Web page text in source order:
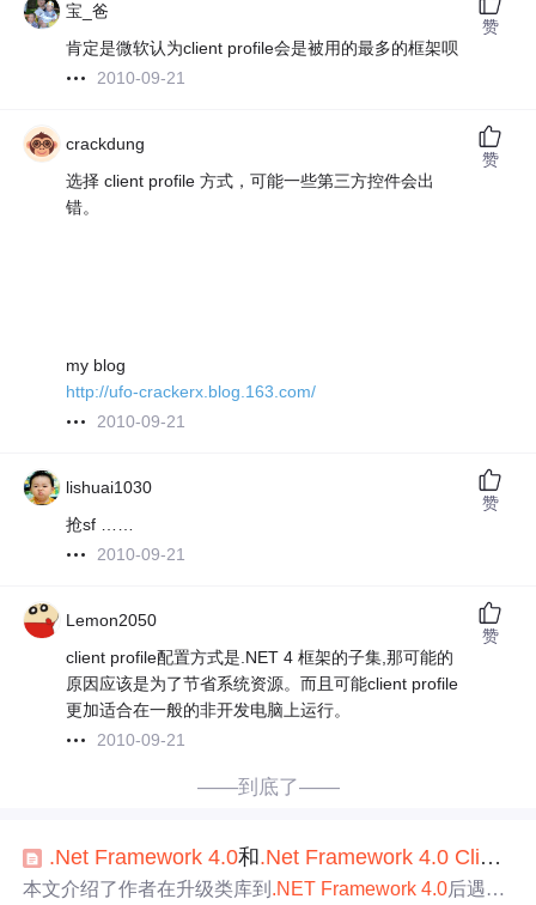
宝_爸
肯定是微软认为client profile会是被用的最多的框架呗
2010-09-21
赞
crackdung
选择 client profile 方式，可能一些第三方控件会出
错。
my blog
http://ufo-crackerx.blog.163.com/
2010-09-21
赞
lishuai1030
抢sf ……
2010-09-21
赞
Lemon2050
client profile配置方式是.NET 4 框架的子集,那可能的
原因应该是为了节省系统资源。而且可能client profile
更加适合在一般的非开发电脑上运行。
2010-09-21
赞
——到底了——
.Net Framework 4.0和.Net Framework 4.0 Client
本文介绍了作者在升级类库到 .NET Framework 4.0后遇到